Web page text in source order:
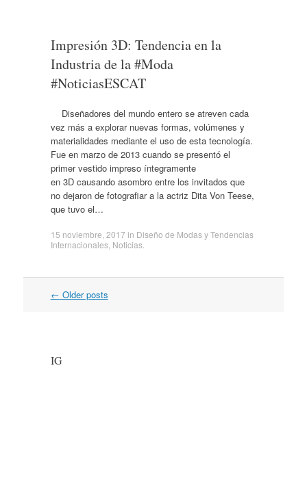
Impresión 3D: Tendencia en la
Industria de la #Moda
#NoticiasESCAT
Diseñadores del mundo entero se atreven cada
vez más a explorar nuevas formas, volúmenes y
materialidades mediante el uso de esta tecnología.
Fue en marzo de 2013 cuando se presentó el
primer vestido impreso íntegramente
en 3D causando asombro entre los invitados que
no dejaron de fotografiar a la actriz Dita Von Teese,
que tuvo el…
15 noviembre, 2017 in Diseño de Modas y Tendencias
Internacionales, Noticias.
Post navigation
← Older posts
IG